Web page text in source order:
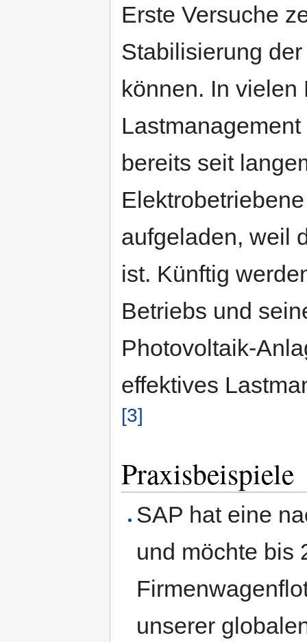
Erste Versuche
Stabilisierung
können. In vielen
bereits seit
aufgeladen, weil
ist. Künftig
Betriebs und
Photovoltaik-
effektives
[3]
Praxisbeispiele
SAP hat eine
und möchte bis
unserer